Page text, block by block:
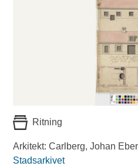
Ritning
Arkitekt: Carlberg, Johan
Stadsarkivet